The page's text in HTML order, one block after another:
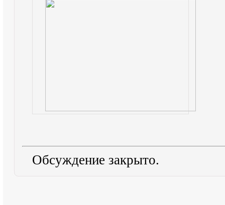
Обсуждение закрыто.